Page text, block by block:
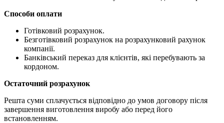
Способи оплати
Готівковий розрахунок.
Безготівковий розрахунок на розрахунковий рахунок
компанії.
Банківський переказ для клієнтів, які перебувають за
кордоном.
Остаточний розрахунок
Решта суми сплачується відповідно до умов договору після
завершення виготовлення виробу або перед його
встановленням.